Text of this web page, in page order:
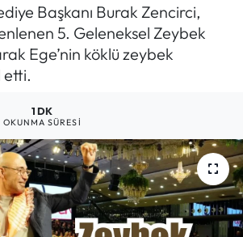
Başkanı Burak Zencirci,
5. Geleneksel Zeybek
Ege’nin köklü zeybek
etti.
1 DK
OKUNMA SÜRESI